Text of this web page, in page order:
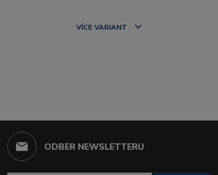
VÍCE VARIANT
ODBER NEWSLETTERU